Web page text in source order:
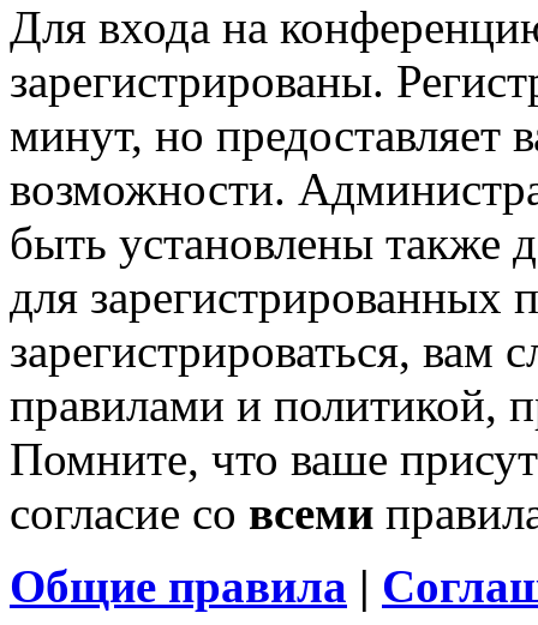
Для входа на
зарегистрированы.
минут, но предоставляет
возможности.
быть установлены также
для зарегистрированных
зарегистрироваться, вам
правилами и политикой,
Помните, что ваше
согласие со всеми
Общие правила |